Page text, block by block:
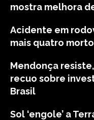
mostra melhora
Acidente em
mais quatro
Mendonça
recuo sobre
Brasil
Sol ‘engole’ a